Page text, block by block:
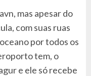
mas apesar do
com suas ruas
por todos os
tem, o
e ele só recebe